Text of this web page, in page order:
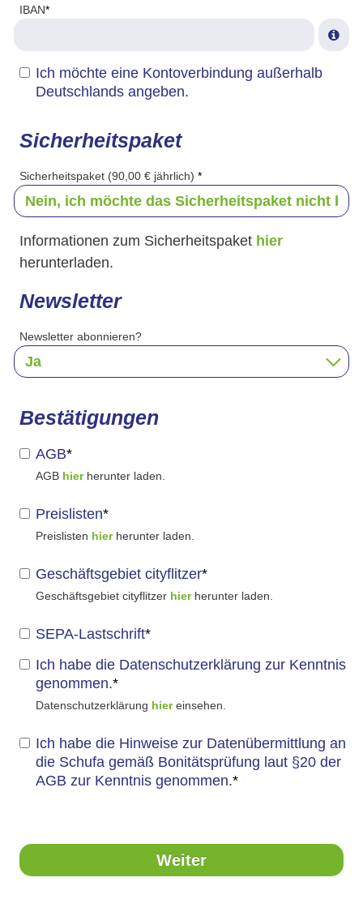
IBAN*
Ich möchte eine Kontoverbindung außerhalb
Deutschlands angeben.
Sicherheitspaket
Sicherheitspaket (90,00 € jährlich) *
Informationen zum Sicherheitspaket hier
herunterladen.
Newsletter
Newsletter abonnieren?
Bestätigungen
AGB*
AGB hierherunter laden.
Preislisten*
Preislisten hierherunter laden.
Geschäftsgebiet cityflitzer*
Geschäftsgebiet cityflitzer hierherunter laden.
SEPA-Lastschrift*
Ich habe die Datenschutzerklärung zur Kenntnis
genommen.*
Datenschutzerklärung hiereinsehen.
Ich habe die Hinweise zur Datenübermittlung an
die Schufa gemäß Bonitätsprüfung laut §20 der
AGB zur Kenntnis genommen.*
Weiter